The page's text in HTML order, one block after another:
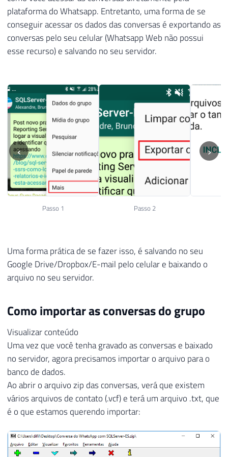
plataforma do Whatsapp. Entretanto, uma forma de se
conseguir acessar os dados das conversas é exportando as
conversas pelo seu celular (Whatsapp Web não possui
esse recurso) e salvando no seu servidor.
‹
Passo 1 Passo 2
›
Uma forma prática de se fazer isso, é salvando no seu
Google Drive/Dropbox/E-mail pelo celular e baixando o
arquivo no seu servidor.
Como importar as conversas do grupo
Visualizar conteúdo
Uma vez que você tenha gravado as conversas e baixado
no servidor, agora precisamos importar o arquivo para o
banco de dados.
Ao abrir o arquivo zip das conversas, verá que existem
vários arquivos de contato (.vcf) e terá um arquivo .txt, que
é o que estamos querendo importar: